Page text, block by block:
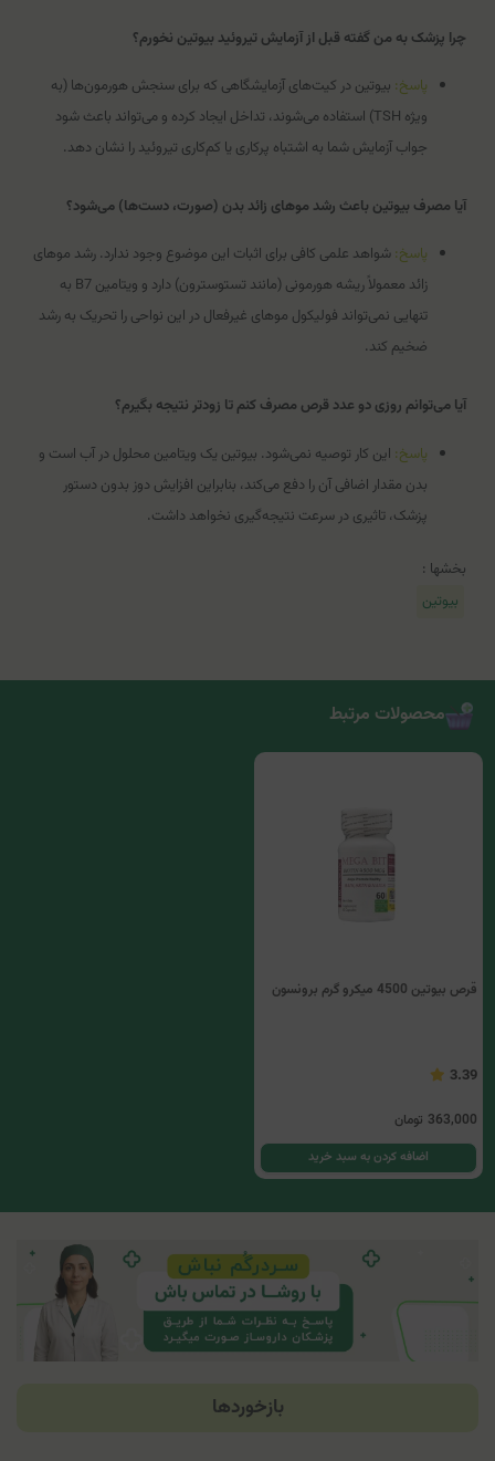
چرا پزشک به من گفته قبل از آزمایش تیروئید بیوتین نخورم؟
پاسخ: بیوتین در کیت‌های آزمایشگاهی که برای سنجش هورمون‌ها (به
ویژه TSH) استفاده می‌شوند، تداخل ایجاد کرده و می‌تواند باعث شود
جواب آزمایش شما به اشتباه پرکاری یا کم‌کاری تیروئید را نشان دهد.
آیا مصرف بیوتین باعث رشد موهای زائد بدن (صورت، دست‌ها) می‌شود؟
پاسخ:شواهد علمی کافی برای اثبات این موضوع وجود ندارد. رشد موهای
زائد معمولاً ریشه هورمونی (مانند تستوسترون) دارد و ویتامین B7 به
تنهایی نمی‌تواند فولیکول موهای غیرفعال در این نواحی را تحریک به رشد
ضخیم کند.
آیا می‌توانم روزی دو عدد قرص مصرف کنم تا زودتر نتیجه بگیرم؟
پاسخ: این کار توصیه نمی‌شود. بیوتین یک ویتامین محلول در آب است و
بدن مقدار اضافی آن را دفع می‌کند، بنابراین افزایش دوز بدون دستور
پزشک، تاثیری در سرعت نتیجه‌گیری نخواهد داشت.
بخشها :
بیوتین
محصولات مرتبط
قرص بیوتین 4500 میکرو گرم برونسون
3.39
363,000 تومان
اضافه کردن به سبد خرید
بازخوردها